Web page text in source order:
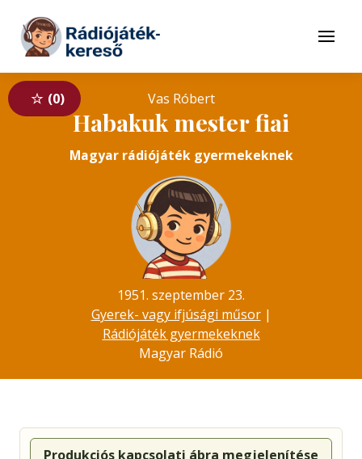
Tovább a tartalomhoz
Menü
0 Vas Róbert
Habakuk mester fiai
Magyar rádiójáték gyermekeknek
1951. szeptember 23.
Gyerek- vagy ifjúsági műsor|
Rádiójáték gyermekeknek
Magyar Rádió
Produkciós kapcsolati ábra megjelenítése